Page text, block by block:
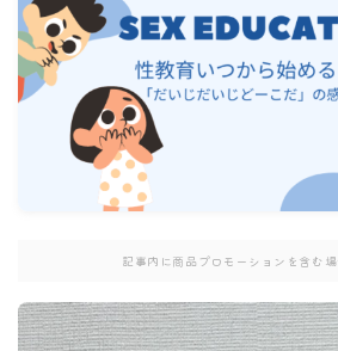
記事内に商品プロモーションを含む